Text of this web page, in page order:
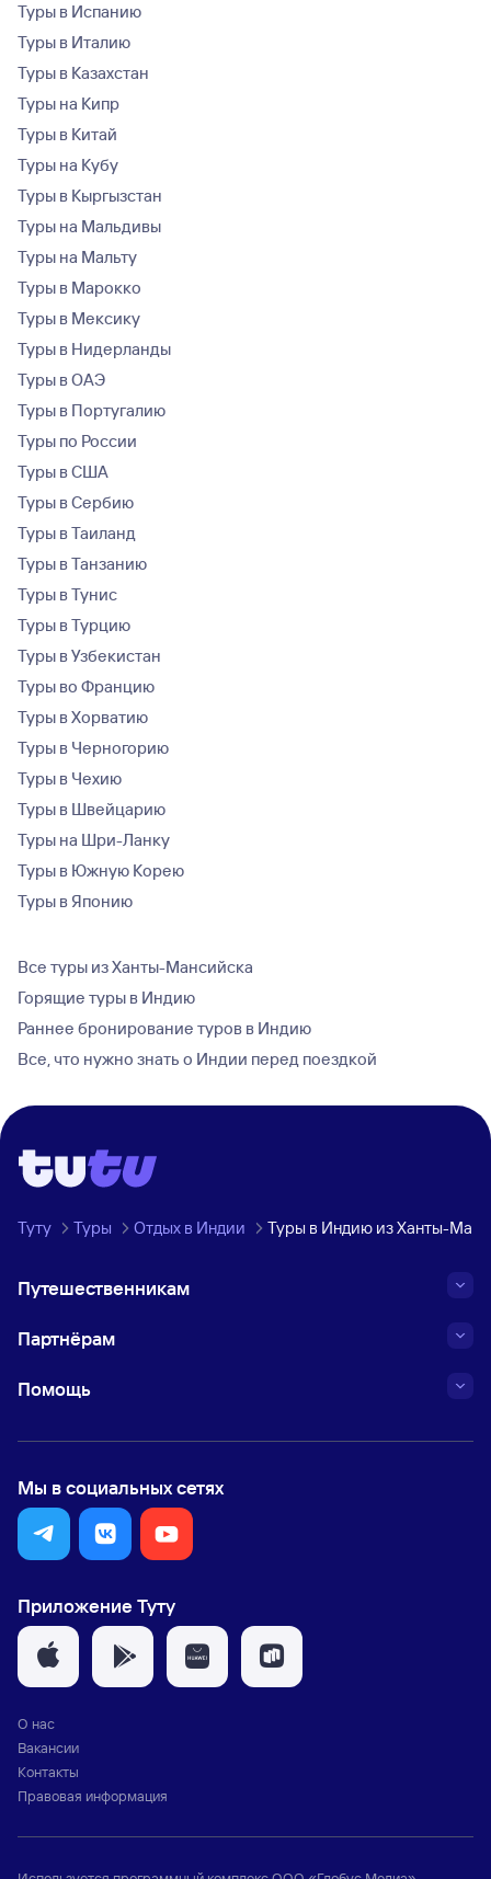
Туры в Испанию
Туры в Италию
Туры в Казахстан
Туры на Кипр
Туры в Китай
Туры на Кубу
Туры в Кыргызстан
Туры на Мальдивы
Туры на Мальту
Туры в Марокко
Туры в Мексику
Туры в Нидерланды
Туры в ОАЭ
Туры в Португалию
Туры по России
Туры в США
Туры в Сербию
Туры в Таиланд
Туры в Танзанию
Туры в Тунис
Туры в Турцию
Туры в Узбекистан
Туры во Францию
Туры в Хорватию
Туры в Черногорию
Туры в Чехию
Туры в Швейцарию
Туры на Шри-Ланку
Туры в Южную Корею
Туры в Японию
Все туры из Ханты-Мансийска
Горящие туры в Индию
Раннее бронирование туров в Индию
Все, что нужно знать о Индии перед поездкой
Туту Туры Отдых в Индии Туры в Индию из Ханты-
Путешественникам
Партнёрам
Помощь
Мы в социальных сетях
Приложение Туту
О нас
Вакансии
Контакты
Правовая информация